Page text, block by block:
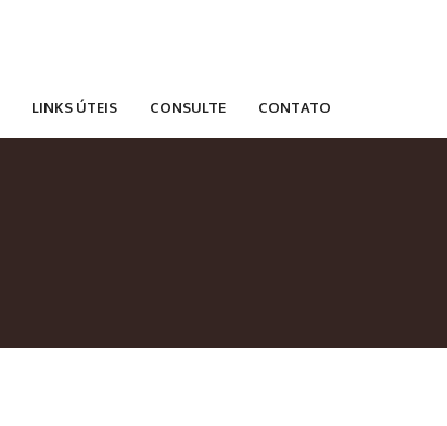
LINKS ÚTEIS CONSULTE CONTATO